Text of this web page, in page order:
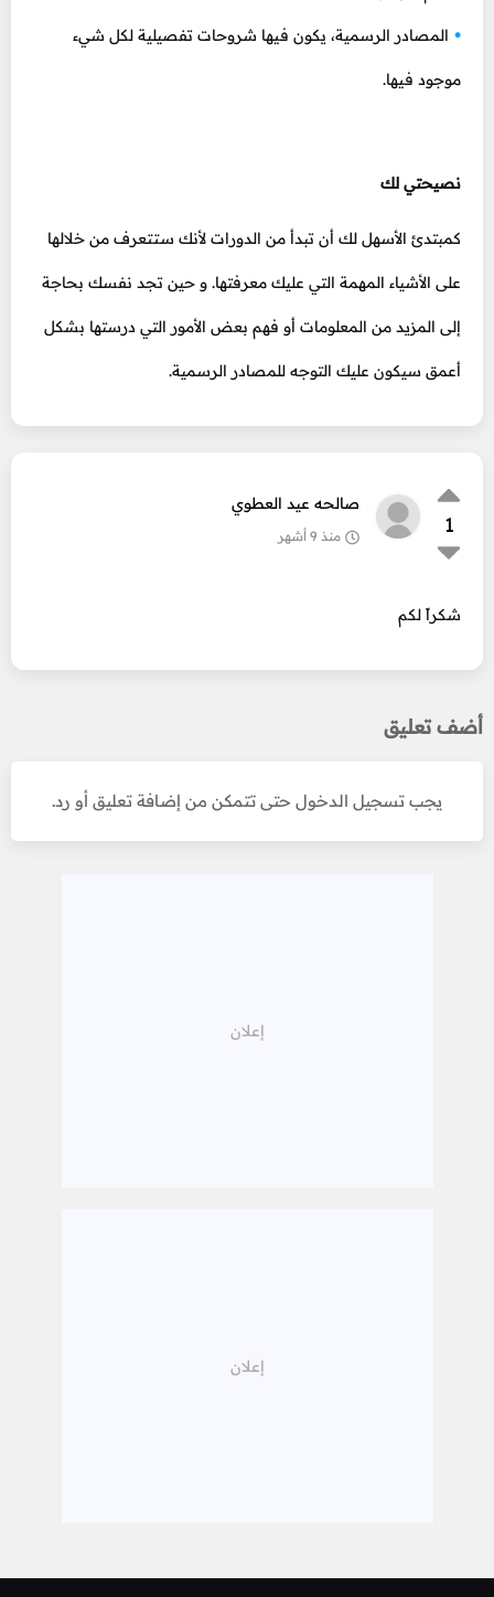
المصادر الرسمية، يكون فيها شروحات تفصيلية لكل شيء
موجود فيها.
نصيحتي لك
كمبتدئ الأسهل لك أن تبدأ من الدورات لأنك ستتعرف من خلالها
على الأشياء المهمة التي عليك معرفتها. و حين تجد نفسك بحاجة
إلى المزيد من المعلومات أو فهم بعض الأمور التي درستها بشكل
أعمق سيكون عليك التوجه للمصادر الرسمية.
1
صالحه عيد العطوي
منذ 9 أشهر
شكراً لكم
أضف تعليق
يجب تسجيل الدخول حتى تتمكن من إضافة تعليق أو رد.